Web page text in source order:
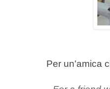
Per un'amica